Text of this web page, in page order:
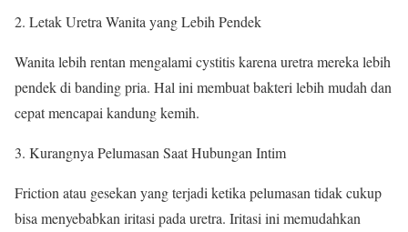
Letak Uretra Wanita yang Lebih Pendek
Wanita lebih rentan mengalami cystitis karena uretra mereka lebih
pendek di banding pria. Hal ini membuat bakteri lebih mudah dan
cepat mencapai kandung kemih.
Kurangnya Pelumasan Saat Hubungan Intim
Friction atau gesekan yang terjadi ketika pelumasan tidak cukup
bisa menyebabkan iritasi pada uretra. Iritasi ini memudahkan